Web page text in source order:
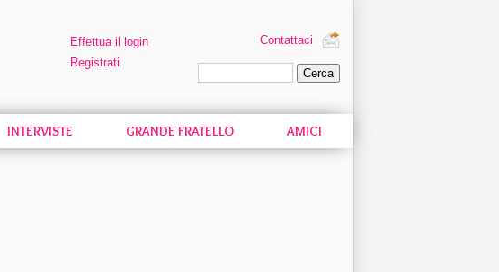
Effettua il login
Registrati
Contattaci
INTERVISTE GRANDE FRATELLO AMICI